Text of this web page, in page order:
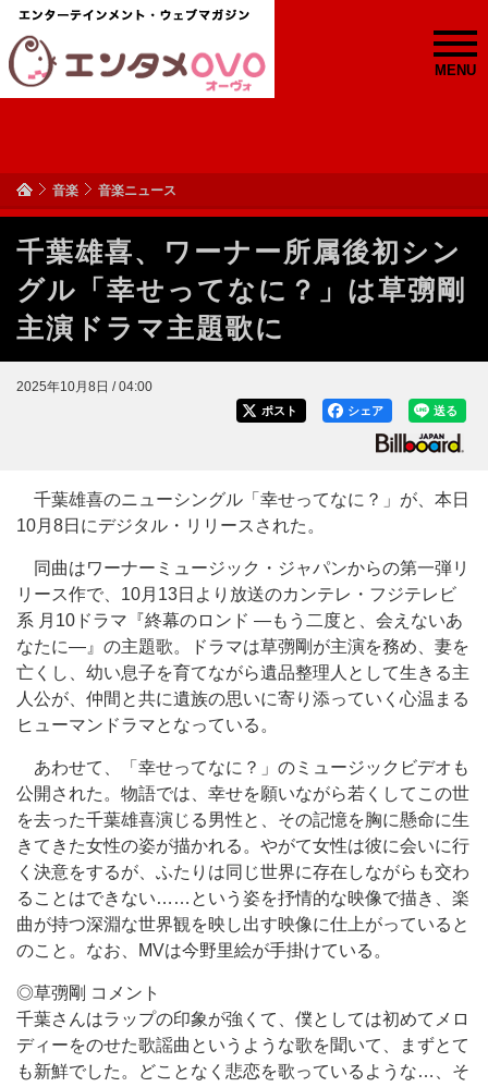
MENU
音楽 音楽ニュース
千葉雄喜、ワーナー所属後初シン
グル「幸せってなに？」は草彅剛
主演ドラマ主題歌に
2025年10月8日 / 04:00
送る
シェア
ポスト
千葉雄喜のニューシングル「幸せってなに？」が、本日
10月8日にデジタル・リリースされた。
同曲はワーナーミュージック・ジャパンからの第一弾リ
リース作で、10月13日より放送のカンテレ・フジテレビ
系 月10ドラマ『終幕のロンド —もう二度と、会えないあ
なたに—』の主題歌。ドラマは草彅剛が主演を務め、妻を
亡くし、幼い息子を育てながら遺品整理人として生きる主
人公が、仲間と共に遺族の思いに寄り添っていく心温まる
ヒューマンドラマとなっている。
あわせて、「幸せってなに？」のミュージックビデオも
公開された。物語では、幸せを願いながら若くしてこの世
を去った千葉雄喜演じる男性と、その記憶を胸に懸命に生
きてきた女性の姿が描かれる。やがて女性は彼に会いに行
く決意をするが、ふたりは同じ世界に存在しながらも交わ
ることはできない……という姿を抒情的な映像で描き、楽
曲が持つ深淵な世界観を映し出す映像に仕上がっていると
のこと。なお、MVは今野里絵が手掛けている。
◎草彅剛 コメント
千葉さんはラップの印象が強くて、僕としては初めてメロ
ディーをのせた歌謡曲というような歌を聞いて、まずとて
も新鮮でした。どことなく悲恋を歌っているような…、そ